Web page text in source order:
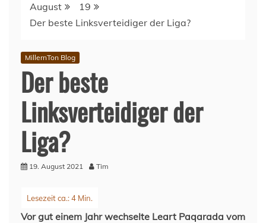
August
19
Der beste Linksverteidiger der Liga?
MillernTon Blog
Der beste
Linksverteidiger der
Liga?
19. August 2021 Tim
Vor gut einem Jahr wechselte Leart Paqarada vom